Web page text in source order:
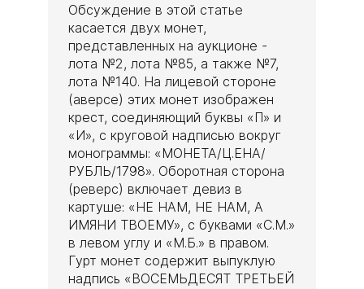
Обсуждение в этой статье
касается двух монет,
представленных на аукционе -
лота №2, лота №85, а также №7,
лота №140. На лицевой стороне
(аверсе) этих монет изображен
крест, соединяющий буквы «П» и
«И», с круговой надписью вокруг
монограммы: «МОНЕТА/Ц.ЕНА/
РУБЛЬ/1798». Оборотная сторона
(реверс) включает девиз в
картуше: «НЕ НАМ, НЕ НАМ, А
ИМЯНИ ТВОЕМУ», с буквами «С.М.»
в левом углу и «М.Б.» в правом.
Гурт монет содержит выпуклую
надпись «ВОСЕМЬДЕСЯТ ТРЕТЬЕЙ